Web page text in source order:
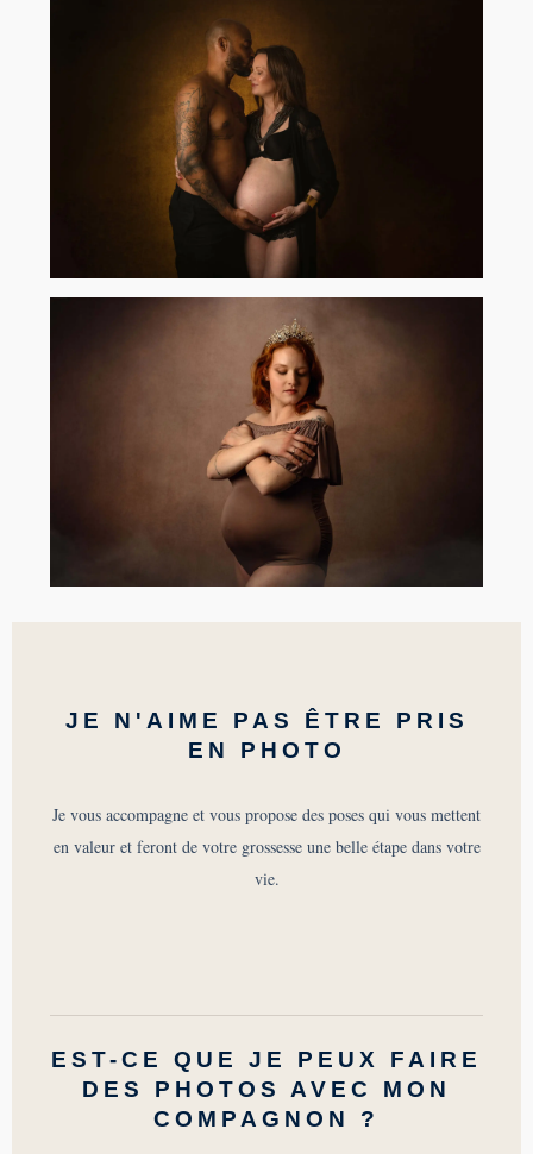
JE N'AIME PAS ÊTRE PRIS
EN PHOTO
Je vous accompagne et vous propose des poses qui vous mettent
en valeur et feront de votre grossesse une belle étape dans votre
vie.
EST-CE QUE JE PEUX FAIRE
DES PHOTOS AVEC MON
COMPAGNON ?